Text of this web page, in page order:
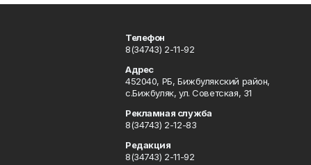
Телефон
8(34743) 2-11-92
Адрес
452040, РБ, Бижбулякский район,
с.Бижбуляк, ул. Советская, 31
Рекламная служба
8(34743) 2-12-83
Редакция
8(34743) 2-11-92